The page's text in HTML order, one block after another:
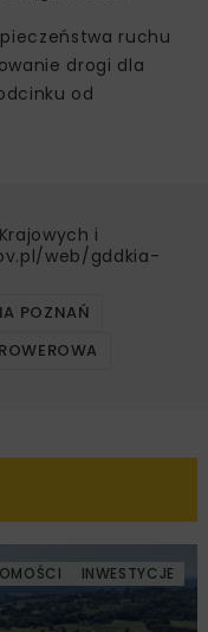
ruchu
drogi dla
od
i
web/gddkia-
POZNAŃ
INWESTYCJE